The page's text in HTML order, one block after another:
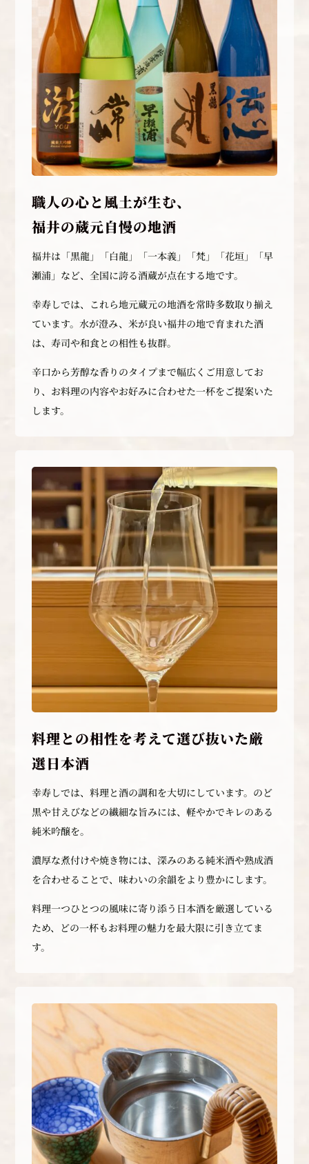
職人の心と風土が生む、
福井の蔵元自慢の地酒
福井は「黒龍」「白龍」「一本義」「梵」「花垣」「早
瀬浦」など、全国に誇る酒蔵が点在する地です。
幸寿しでは、これら地元蔵元の地酒を常時多数取り揃え
ています。水が澄み、米が良い福井の地で育まれた酒
は、寿司や和食との相性も抜群。
辛口から芳醇な香りのタイプまで幅広くご用意してお
り、お料理の内容やお好みに合わせた一杯をご提案いた
します。
料理との相性を考えて選び抜いた厳
選日本酒
幸寿しでは、料理と酒の調和を大切にしています。のど
黒や甘えびなどの繊細な旨みには、軽やかでキレのある
純米吟醸を。
濃厚な煮付けや焼き物には、深みのある純米酒や熟成酒
を合わせることで、味わいの余韻をより豊かにします。
料理一つひとつの風味に寄り添う日本酒を厳選している
ため、どの一杯もお料理の魅力を最大限に引き立てま
す。